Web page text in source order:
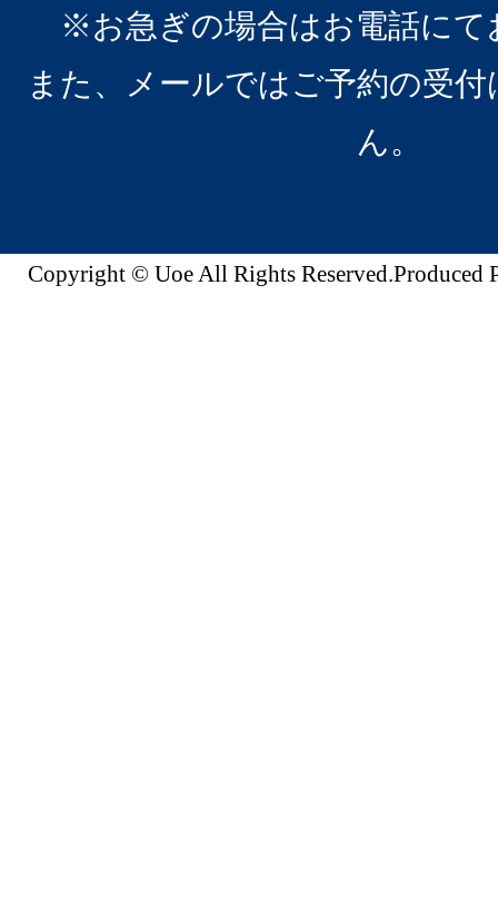
※お急ぎの場合はお電話にて
また、メールではご予約の受
ん。
Copyright © Uoe All Rights Reserved.Produced